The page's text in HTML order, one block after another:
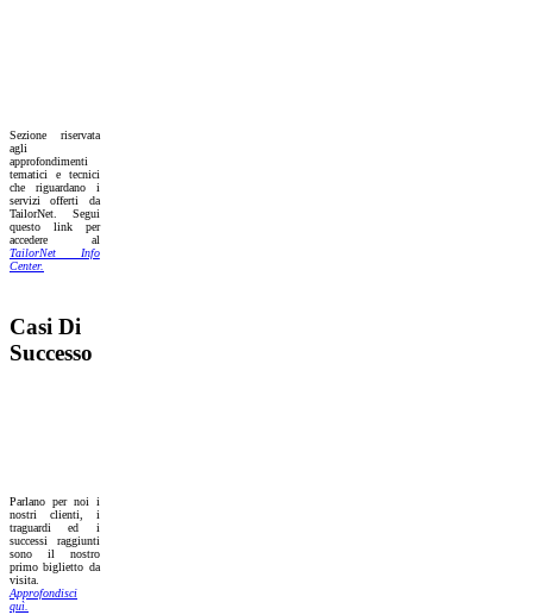
Sezione riservata
agli
approfondimenti
tematici e tecnici
che riguardano i
servizi offerti da
TailorNet. Segui
questo link per
accedere al
TailorNet Info
Center.
Casi Di
Successo
Parlano per noi i
nostri clienti, i
traguardi ed i
successi raggiunti
sono il nostro
primo biglietto da
visita.
Approfondisci
quì.